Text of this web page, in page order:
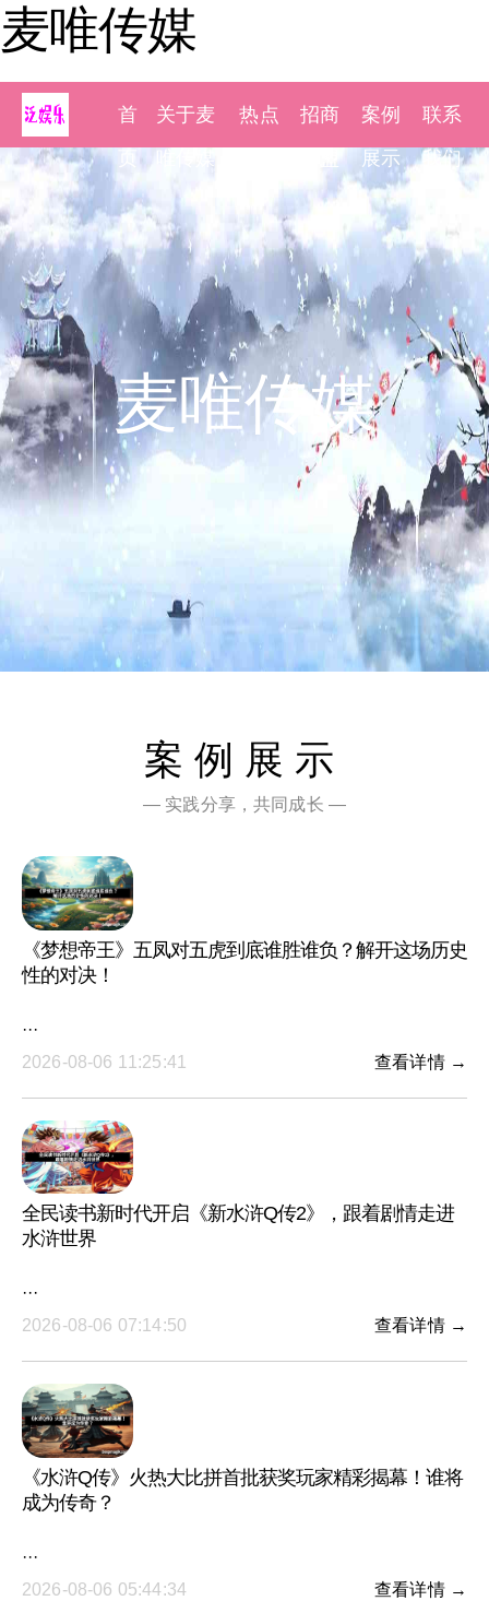
麦唯传媒
首
关于麦
唯传媒
热点
招商
案例
展示
联系
我们
麦唯传媒
案例展示
— 实践分享，共同成长 —
《梦想帝王》五凤对五虎到底谁胜谁负？解开这场历史
性的对决！
···
2026-08-06 11:25:41
查看详情 →
全民读书新时代开启《新水浒Q传2》，跟着剧情走进
水浒世界
···
2026-08-06 07:14:50
查看详情 →
《水浒Q传》火热大比拼首批获奖玩家精彩揭幕！谁将
成为传奇？
···
2026-08-06 05:44:34
查看详情 →